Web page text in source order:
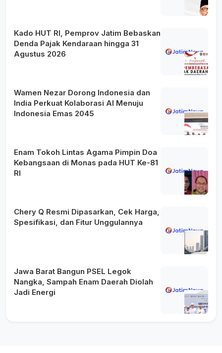
Kado HUT RI, Pemprov Jatim Bebaskan
Denda Pajak Kendaraan hingga 31
Agustus 2026
Wamen Nezar Dorong Indonesia dan
India Perkuat Kolaborasi AI Menuju
Indonesia Emas 2045
Enam Tokoh Lintas Agama Pimpin Doa
Kebangsaan di Monas pada HUT Ke-81
RI
Chery Q Resmi Dipasarkan, Cek Harga,
Spesifikasi, dan Fitur Unggulannya
Jawa Barat Bangun PSEL Legok
Nangka, Sampah Enam Daerah Diolah
Jadi Energi